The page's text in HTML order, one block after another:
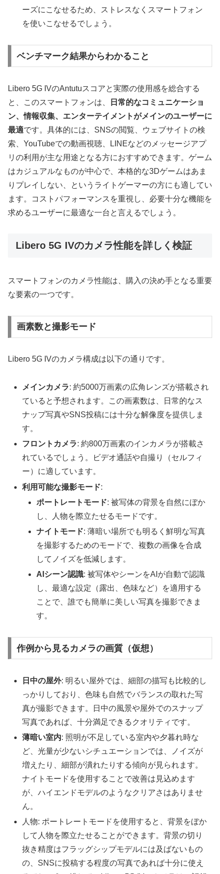
ーズにこなせるため、ストレスなくスマートフォン
を使いこなせるでしょう。
ベンチマーク結果からわかること
Libero 5G IVのAntutuスコアと実際の使用感を総合する
と、このスマートフォンは、
日常的なコミュニケーショ
ン、情報収集、エンターテイメントがメインのユーザーに
最適です。具体的には、SNSの閲覧、ウェブサイトの検
索、YouTubeでの動画視聴、LINEなどのメッセージアプ
リの利用が主な用途となる方におすすめできます。ゲーム
はカジュアルなものが中心で、本格的な3Dゲームはあま
りプレイしない、というライトゲーマーの方にも適してい
ます。コストパフォーマンスを重視し、必要十分な機能を
求めるユーザーに最適な一台と言えるでしょう。
Libero 5G IVのカメラ性能を詳しく検証
スマートフォンのカメラ性能は、購入の決め手となる重要
な要素の一つです。
画素数と撮影モード
Libero 5G IVのカメラ構成は以下の通りです。
メインカメラ: 約5000万画素の広角レンズが搭載され
ていると予想されます。この画素数は、日常的なス
ナップ写真やSNS投稿には十分な解像度を提供しま
す。
フロントカメラ: 約800万画素のインカメラが搭載さ
れているでしょう。ビデオ通話や自撮り（セルフィ
ー）に適しています。
利用可能な撮影モード:
ポートレートモード: 被写体の背景を自然にぼか
し、人物を際立たせるモードです。
ナイトモード: 薄暗い場所でも明るく鮮明な写真
を撮影するためのモードで、複数の画像を合成
してノイズを低減します。
AIシーン認識: 被写体やシーンをAIが自動で認識
し、最適な設定（露出、色味など）を適用する
ことで、誰でも簡単に美しい写真を撮影できま
す。
作例から見るカメラの画質（仮想）
日中の屋外: 明るい屋外では、細部の描写も比較的し
っかりしており、色味も自然でバランスの取れた写
真が撮影できます。日中の風景や屋外でのスナップ
写真であれば、十分満足できるクオリティです。
薄暗い室内: 照明が不足している室内や夕暮れ時な
ど、光量が少ないシチュエーションでは、ノイズが
増えたり、細部が潰れたりする傾向が見られます。
ナイトモードを使用することで改善は見込めます
が、ハイエンドモデルのようなクリアさはありませ
ん。
人物: ポートレートモードを使用すると、背景をぼか
して人物を際立たせることができます。背景の切り
抜き精度はフラッグシップモデルには及ばないもの
の、SNSに投稿する程度の写真であれば十分に使え